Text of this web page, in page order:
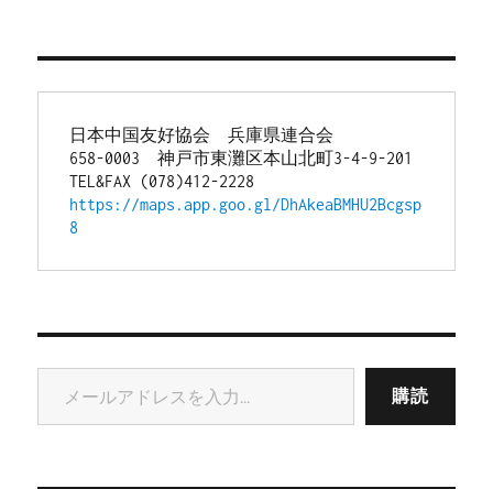
日本中国友好協会　兵庫県連合会
658-0003　神戸市東灘区本山北町3-4-9-201
TEL&FAX (078)412-2228
https://maps.app.goo.gl/DhAkeaBMHU2Bcgsp
8
メールアドレスを入力...
購読